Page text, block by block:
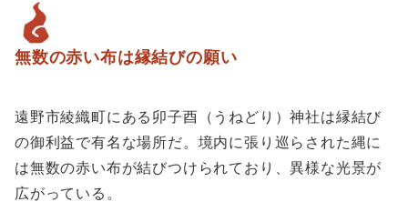
無数の赤い布は縁結びの願い
遠野市綾織町にある卯子酉（うねどり）神社は縁結び
の御利益で有名な場所だ。境内に張り巡らされた縄に
は無数の赤い布が結びつけられており、異様な光景が
広がっている。